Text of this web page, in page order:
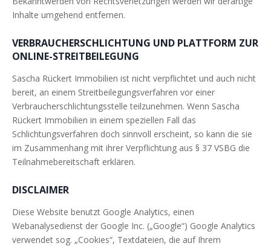
Inhalte umgehend entfernen.
VERBRAUCHERSCHLICHTUNG UND PLATTFORM ZUR
ONLINE-STREITBEILEGUNG
Sascha Rückert Immobilien ist nicht verpflichtet und auch nicht
bereit, an einem Streitbeilegungsverfahren vor einer
Verbraucherschlichtungsstelle teilzunehmen. Wenn Sascha
Rückert Immobilien in einem speziellen Fall das
Schlichtungsverfahren doch sinnvoll erscheint, so kann die sie
im Zusammenhang mit ihrer Verpflichtung aus § 37 VSBG die
Teilnahmebereitschaft erklären.
DISCLAIMER
Diese Website benutzt Google Analytics, einen
Webanalysedienst der Google Inc. („Google“) Google Analytics
verwendet sog. „Cookies“, Textdateien, die auf Ihrem